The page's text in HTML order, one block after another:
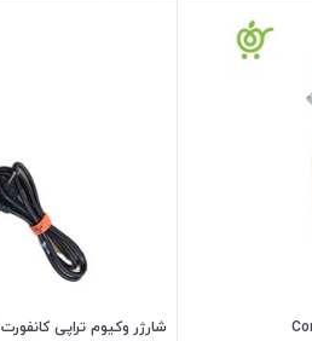
شارژر وکیوم تراپی کانفورت Confort